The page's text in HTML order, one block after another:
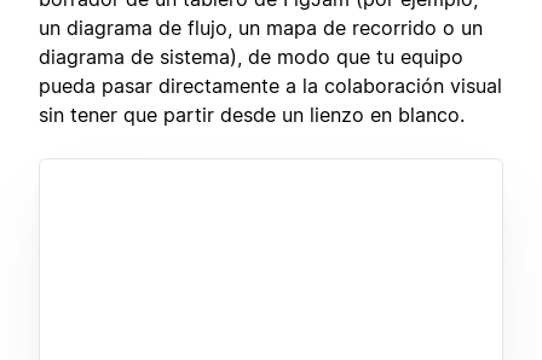
un diagrama de flujo, un mapa de recorrido o un
diagrama de sistema), de modo que tu equipo
pueda pasar directamente a la colaboración visual
sin tener que partir desde un lienzo en blanco.